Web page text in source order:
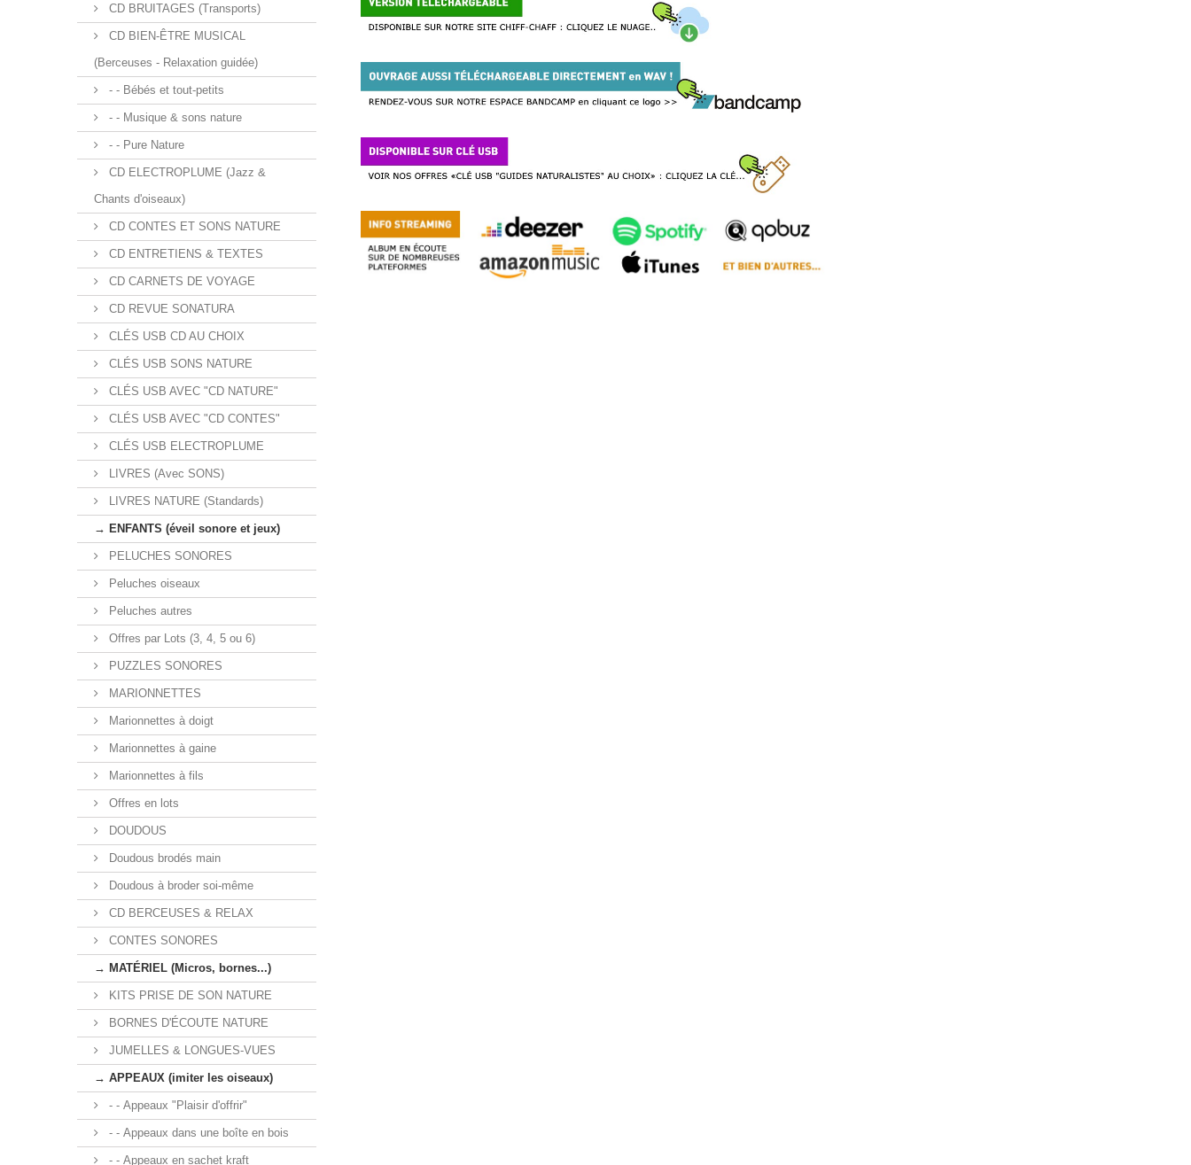
CD BRUITAGES (Transports)
CD BIEN-ÊTRE MUSICAL
(Berceuses - Relaxation guidée)
- - Bébés et tout-petits
- - Musique & sons nature
- - Pure Nature
CD ELECTROPLUME (Jazz &
Chants d'oiseaux)
CD CONTES ET SONS NATURE
CD ENTRETIENS & TEXTES
CD CARNETS DE VOYAGE
CD REVUE SONATURA
CLÉS USB CD AU CHOIX
CLÉS USB SONS NATURE
CLÉS USB AVEC "CD NATURE"
CLÉS USB AVEC "CD CONTES"
CLÉS USB ELECTROPLUME
LIVRES (Avec SONS)
LIVRES NATURE (Standards)
→ ENFANTS (éveil sonore et jeux)
PELUCHES SONORES
Peluches oiseaux
Peluches autres
Offres par Lots (3, 4, 5 ou 6)
PUZZLES SONORES
MARIONNETTES
Marionnettes à doigt
Marionnettes à gaine
Marionnettes à fils
Offres en lots
DOUDOUS
Doudous brodés main
Doudous à broder soi-même
CD BERCEUSES & RELAX
CONTES SONORES
→ MATÉRIEL (Micros, bornes...)
KITS PRISE DE SON NATURE
BORNES D'ÉCOUTE NATURE
JUMELLES & LONGUES-VUES
→ APPEAUX (imiter les oiseaux)
- - Appeaux "Plaisir d'offrir"
- - Appeaux dans une boîte en bois
- - Appeaux en sachet kraft